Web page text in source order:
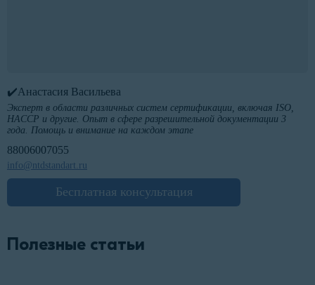
✔️Анастасия Васильева
Эксперт в области различных систем сертификации, включая ISO,
HACCP и другие. Опыт в сфере разрешительной документации 3
года. Помощь и внимание на каждом этапе
88006007055
info@ntdstandart.ru
Бесплатная консультация
Полезные статьи